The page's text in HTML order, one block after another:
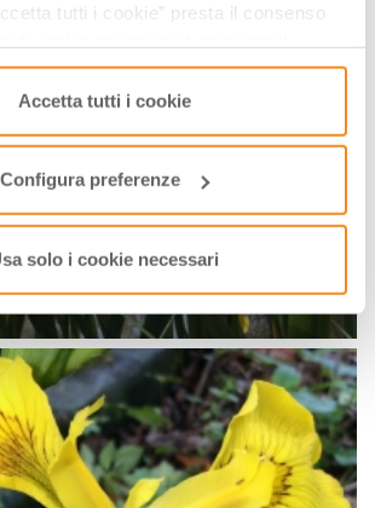
tutti i cookie” presta il consenso
su “Usa solo i cookie necessari” e
soli cookie tecnici necessari al corretto
sito.
Accetta tutti i cookie
Configura preferenze
solo i cookie necessari